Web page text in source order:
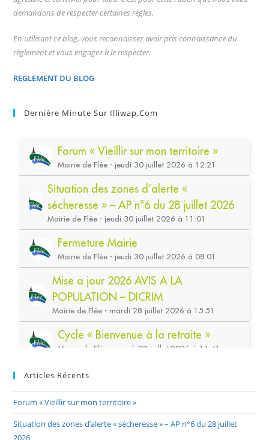
demandons de respecter certaines règles.
En utilisant ce blog, vous reconnaissez avoir pris connaissance du
règlement et vous engagez à le respecter.
REGLEMENT DU BLOG
Dernière Minute Sur Illiwap.com
Articles Récents
Forum « Vieillir sur mon territoire »
Situation des zones d’alerte « sécheresse » – AP n°6 du 28 juillet